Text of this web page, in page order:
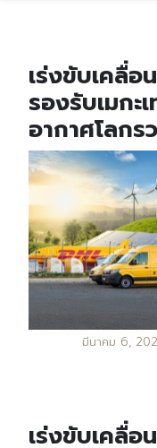
เร่งขับเคลื่อ
รองรับเมกะ
อากาศโลกร
มีนาคม 6,
เร่งขับเคลื่อ